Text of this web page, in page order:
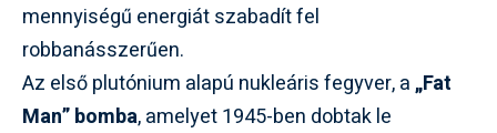
mennyiségű energiát szabadít fel
robbanásszerűen.
Az első plutónium alapú nukleáris fegyver, a„Fat
Man” bomba, amelyet 1945-ben dobtak le